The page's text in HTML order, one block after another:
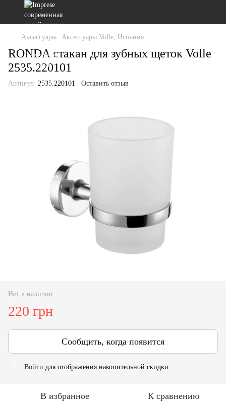
Аксессуары Аксессуары Volle, Испания
RONDA стакан для зубных щеток Volle
2535.220101
Артикул: 2535.220101 Оставить отзыв
Нет в наличии
220 грн
Сообщить, когда появится
Войти для отображения накопительной скидки
В избранное К сравнению